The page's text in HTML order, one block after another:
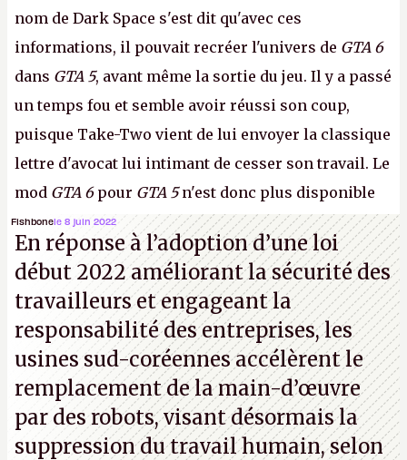
nom de Dark Space s'est dit qu'avec ces
informations, il pouvait recréer l'univers de GTA 6
dans GTA 5, avant même la sortie du jeu. Il y a passé
un temps fou et semble avoir réussi son coup,
puisque Take-Two vient de lui envoyer la classique
lettre d'avocat lui intimant de cesser son travail. Le
mod GTA 6pour GTA 5n'est donc plus disponible
au téléchargement. Vous pouvez encore en voir
quelques bribes surcette vidéo YouTube.A.
Fishbonele 8 juin 2022
En réponse à l’adoption d’une loi
début 2022 améliorant la sécurité des
travailleurs et engageant la
responsabilité des entreprises, les
usines sud-coréennes accélèrent le
remplacement de la main-d’œuvre
par des robots, visant désormais la
suppression du travail humain, selon